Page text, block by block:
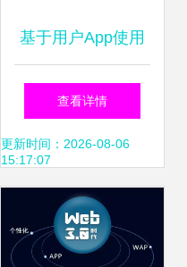
基于用户App使用
数据的互联网征信
信用评分模型构建
Excel案例分析
查看详情
更新时间：2026-08-06
15:17:07